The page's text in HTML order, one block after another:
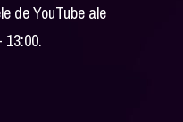
de YouTube ale